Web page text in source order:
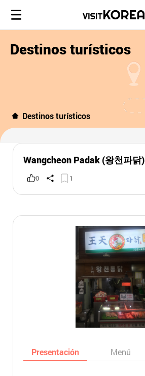
Destinos turísticos
Destinos turísticos
Wangcheon Padak (왕천파닭)
0 1
Presentación Menú